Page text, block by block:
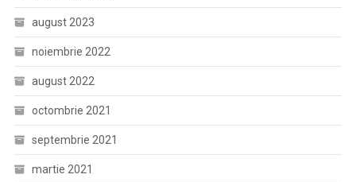
august 2023
noiembrie 2022
august 2022
octombrie 2021
septembrie 2021
martie 2021